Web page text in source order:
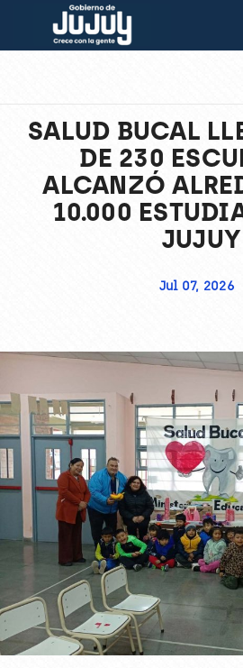
SALUD BUCAL
DE 230
ALCANZÓ
10.000
JUJUY
Jul 07, 2026